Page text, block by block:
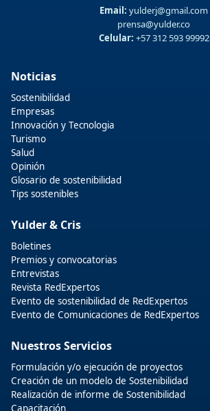
Email: yulderj@gmail.com
prensa@yulder.co
Celular: +57 312 593 99992
Noticias
Sostenibilidad
Empresas
Innovación y Tecnologia
Turismo
Salud
Opinión
Glosario de sostenibilidad
Tips sostenibles
Yulder & Cris
Boletines
Premios y convocatorias
Entrevistas
Revista RedExpertos
Evento de sostenibilidad de RedExpertos
Evento de Comunicaciones de RedExpertos
Nuestros Servicios
Formulación y/o ejecución de proyectos
Creación de un modelo de Sostenibilidad
Realización de informe de Sostenibilidad